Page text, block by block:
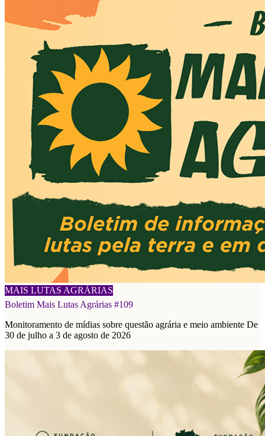
MAIS LUTAS AGRÁRIAS
08/08/2026
Boletim Mais Lutas Agrárias #109
Monitoramento de mídias sobre questão agrária e meio ambiente De
30 de julho a 3 de agosto de 2026